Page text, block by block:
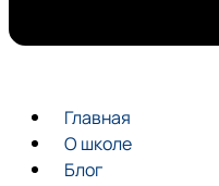
Главная
О школе
Блог